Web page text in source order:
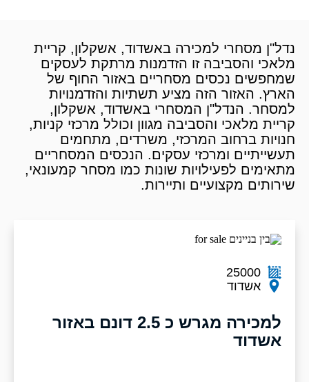
נדל"ן מסחרי למכירה באשדוד, אשקלון, קריית
מלאכי והסביבה זו הזדמנות מרתקת לעסקים
שמחפשים נכסים מסחריים באזור החוף של
הארץ. האזור הזה מציע תשתיות והזדמנויות
למסחר. הנדל"ן המסחרי באשדוד, אשקלון,
קריית מלאכי והסביבה מגוון וכולל מרכזי קניות,
חנויות ברחוב המרכזי, משרדים, מתחמים
תעשייתיים ומרכזי עסקים. הנכסים המסחריים
מתאימים לפעילויות שונות כמו מסחר קמעונאי,
שירותים מקצועיים ותיירות.
25000
אשדוד
למכירה מגרש כ 2.5 דונם באזור
אשדוד